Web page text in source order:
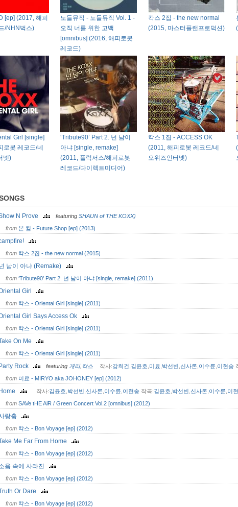
[ep] (2017, 해피
/NHN벅스)
노들뮤직 - 노들뮤직 Vol. 1 -
오직 너를 위한 고백
[omnibus] (2016, 해피로봇
레코드)
칵스 2집 - the new normal
(2015, 마스터플랜프로덕션)
Girl [single]
로봇 레코드/네
넷)
‘Tribute90’ Part 2. 넌 남이
아냐 [single, remake]
(2011, 플럭서스/해피로봇
레코드/다이렉트미디어)
칵스 1집 - ACCESS OK
(2011, 해피로봇 레코드/네
오위즈인터넷)
N Prove featuring SHAUN of THE KOXX)
from 본 킴 - Future Shop [ep] (2013)
from 칵스 2집 - the new normal (2015)
남이 아냐 (Remake)
from ‘Tribute90’ Part 2. 넌 남이 아냐 [single, remake] (2011)
Girl
from 칵스 - Oriental Girl [single] (2011)
Girl Says Access Ok
from 칵스 - Oriental Girl [single] (2011)
On Me
from 칵스 - Oriental Girl [single] (2011)
Party Rock featuring 개리, 칵스 작사:강희건 김윤호 미료 박선빈 신사론 이수륜 이현송
from 미료 - MIRYO aka JOHONEY [ep] (2012)
Home 작사:김윤호 박선빈 신사론 이수륜 이현송 작곡:김윤호 박선빈 신사론 이수륜 이
from SAVe tHE AiR / Green Concert Vol.2 [omnibus] (2012)
랑춤
from 칵스 - Bon Voyage [ep] (2012)
Me Far From Home
from 칵스 - Bon Voyage [ep] (2012)
음 속에 사라진
from 칵스 - Bon Voyage [ep] (2012)
Or Dare
from 칵스 - Bon Voyage [ep] (2012)